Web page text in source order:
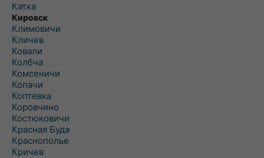
Катка
Кировск
Климовичи
Кличев
Ковали
Колбча
Комсеничи
Копачи
Коптевка
Коровчино
Костюковичи
Красная Буда
Краснополье
Кричев